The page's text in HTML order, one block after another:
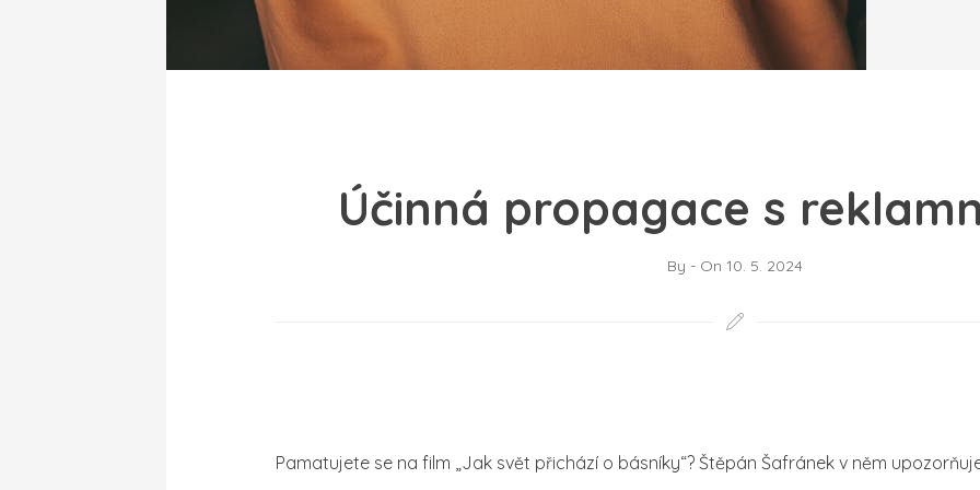
Účinná propagace s
By - On 10. 5. 2024
Pamatujete se na film „Jak svět přichází o básníky“? Štěpán Šafránek v něm